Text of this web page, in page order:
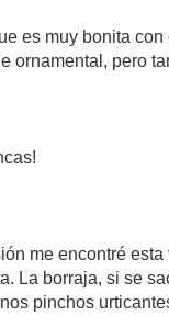
es muy bonita
ornamental, pero
me encontré
La borraja, si se
pinchos